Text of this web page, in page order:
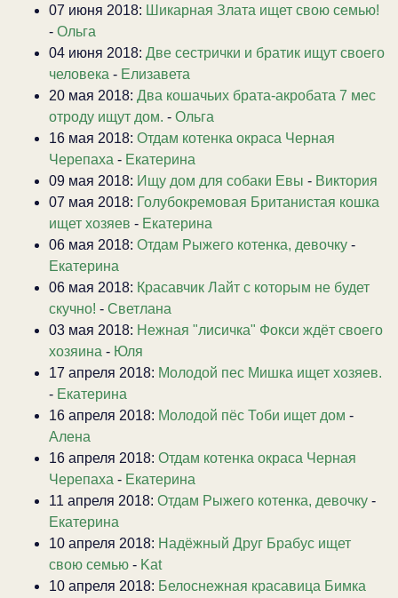
07 июня 2018: Шикарная Злата ищет свою семью!
- Ольга
04 июня 2018: Две сестрички и братик ищут своего
человека - Елизавета
20 мая 2018: Два кошачьих брата-акробата 7 мес
отроду ищут дом. - Ольга
16 мая 2018: Отдам котенка окраса Черная
Черепаха - Екатерина
09 мая 2018: Ищу дом для собаки Евы - Виктория
07 мая 2018: Голубокремовая Британистая кошка
ищет хозяев - Екатерина
06 мая 2018: Отдам Рыжего котенка, девочку -
Екатерина
06 мая 2018: Красавчик Лайт с которым не будет
скучно! - Светлана
03 мая 2018: Нежная "лисичка" Фокси ждёт своего
хозяина - Юля
17 апреля 2018: Молодой пес Мишка ищет хозяев.
- Екатерина
16 апреля 2018: Молодой пёс Тоби ищет дом -
Алена
16 апреля 2018: Отдам котенка окраса Черная
Черепаха - Екатерина
11 апреля 2018: Отдам Рыжего котенка, девочку -
Екатерина
10 апреля 2018: Надёжный Друг Брабус ищет
свою семью - Kat
10 апреля 2018: Белоснежная красавица Бимка